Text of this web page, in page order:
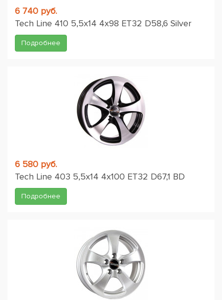
6 740 руб.
Tech Line 410 5,5x14 4x98 ET32 D58,6 Silver
Подробнее
6 580 руб.
Tech Line 403 5,5x14 4x100 ET32 D67,1 BD
Подробнее